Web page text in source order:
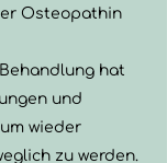
Osteopathin
hat
und
wieder
zu werden.